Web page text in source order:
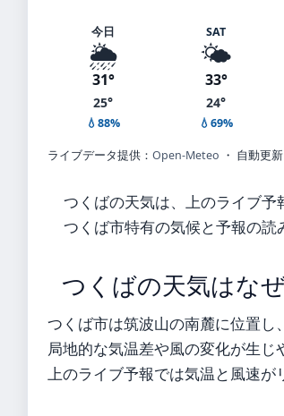
今日
🌦️
31°
25°
💧88%
SAT
🌤️
33°
24°
💧69%
ライブデータ提供： Open-Meteo ・ 自動更新
つくばの天気は、上のライブ予
つくば市特有の気候と予報の読
つくばの天気はな
つくば市は筑波山の南麓に位置し
局地的な気温差や風の変化が生じ
上のライブ予報では気温と風速が